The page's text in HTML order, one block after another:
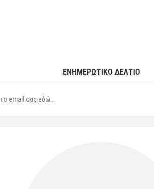
ΕΝΗΜΕΡΩΤΙΚΌ ΔΕΛΤΊΟ